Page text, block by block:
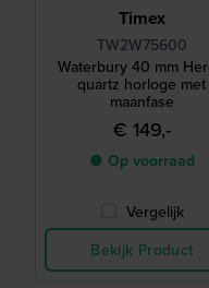
Timex
TW2W75600
Waterbury 40 mm
quartz horloge met
maanfase
€ 149,-
● Op voorraad
Vergelijk
Bekijk Product